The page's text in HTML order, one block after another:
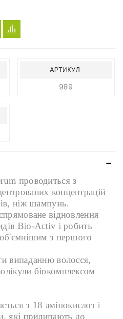
АРТИКУЛ:
989
проводиться з
концентрацій
ніж шампунь.
відновлення
Bio-Activ і робить
з першого
випаданню волосся,
біокомплексом
з 18 амінокислот і
які прилипають до